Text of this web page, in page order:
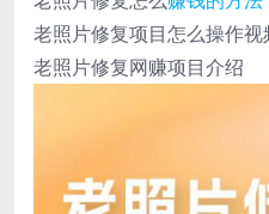
老照片修复项目怎么操作
老照片修复网赚项目介绍